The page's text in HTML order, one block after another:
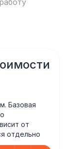
Базовая
от
отдельно